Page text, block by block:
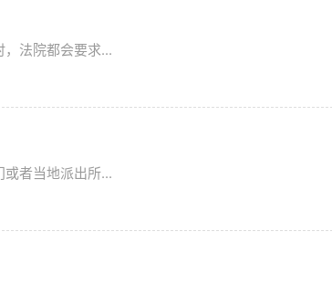
法院都会要求...
者当地派出所...